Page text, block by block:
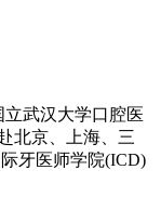
武汉大学口腔医
北京、上海、三
牙医师学院(ICD)